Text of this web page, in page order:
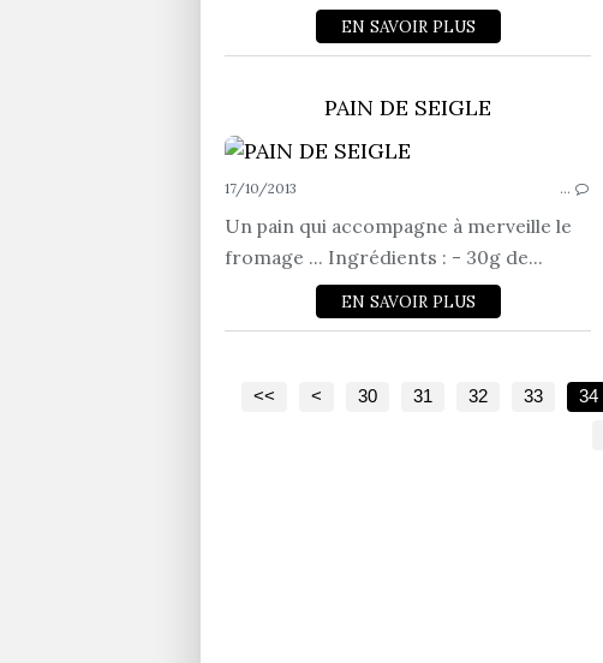
EN SAVOIR PLUS
PAIN DE SEIGLE
17/10/2013 …
Un pain qui accompagne à merveille le
fromage ... Ingrédients : - 30g de...
EN SAVOIR PLUS
<< < 10
20
30 31 32 33 34